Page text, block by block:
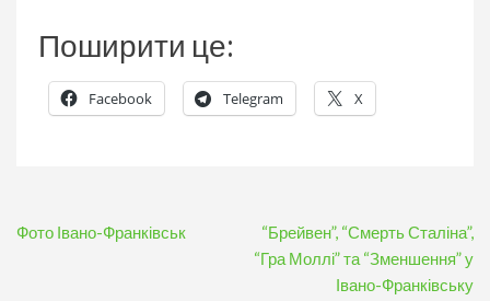
Поширити це:
Facebook Telegram X
Навігація
Фото Івано-Франківськ
“Брейвен”, “Смерть Сталіна”,
“Гра Моллі” та “Зменшення” у
Івано-Франківську